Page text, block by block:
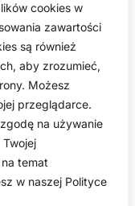
cookies w
zawartości
są również
aby zrozumieć,
Możesz
przeglądarce.
na używanie
temat
w naszej Polityce
i
imigracyjna
do wykonywania
Kolorado,
i Teksasie.